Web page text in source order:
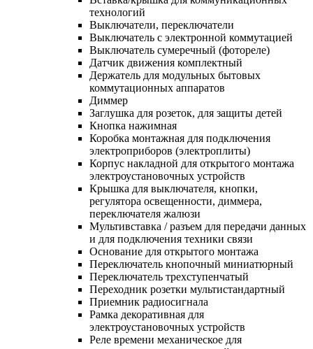
технологий
Выключатели, переключатели
Выключатель с электронной коммутацией
Выключатель сумеречный (фотореле)
Датчик движения комплектный
Держатель для модульных бытовых
коммутационных аппаратов
Диммер
Заглушка для розеток, для защиты детей
Кнопка нажимная
Коробка монтажная для подключения
электроприборов (электроплиты)
Корпус накладной для открытого монтажа
электроустановочных устройств
Крышка для выключателя, кнопки,
регулятора освещенности, диммера,
переключателя жалюзи
Мультивставка / разъем для передачи данных
и для подключения техники связи
Основание для открытого монтажа
Переключатель кнопочный миниатюрный
Переключатель трехступенчатый
Переходник розетки мультистандартный
Приемник радиосигнала
Рамка декоративная для
электроустановочных устройств
Реле времени механическое для